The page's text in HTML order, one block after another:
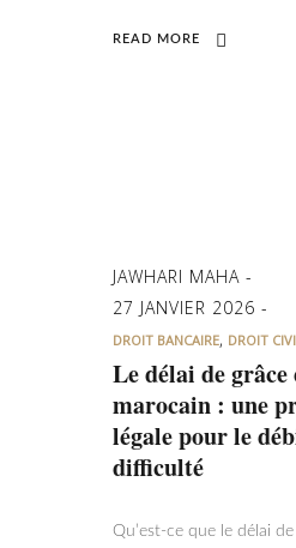
READ MORE
JAWHARI MAHA
27 JANVIER 2026
DROIT BANCAIRE, DROIT
Le délai de
marocain : une
légale pour le
difficulté
Qu’est-ce que le délai